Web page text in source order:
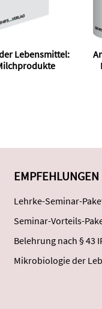
Lebensmittel:
EMPFEHLUNGEN
Lehrke-Seminar-
Seminar-Vorteils-
Belehrung nach § 43
Mikrobiologie der